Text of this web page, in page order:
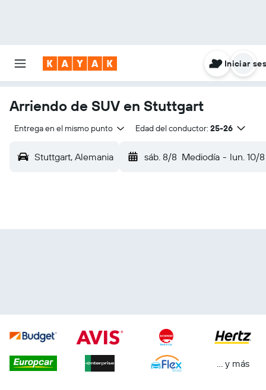
Iniciar
Arriendo de SUV en Stuttgart
Entrega en el mismo punto Edad del conductor: 25-26
Stuttgart, Alemania sáb. 8/8 Mediodía - lun. 10/8
… y más